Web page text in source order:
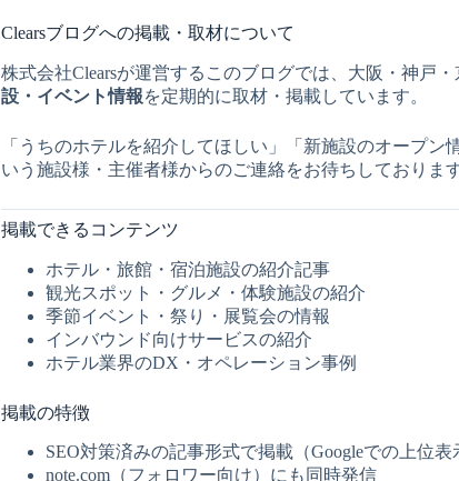
Clearsブログへの掲載・取材について
株式会社Clearsが運営するこのブログでは、大阪・神戸
設・イベント情報を定期的に取材・掲載しています。
「うちのホテルを紹介してほしい」「新施設のオープ
いう施設様・主催者様からのご連絡をお待ちしております
掲載できるコンテンツ
ホテル・旅館・宿泊施設の紹介記事
観光スポット・グルメ・体験施設の紹介
季節イベント・祭り・展覧会の情報
インバウンド向けサービスの紹介
ホテル業界のDX・オペレーション事例
掲載の特徴
SEO対策済みの記事形式で掲載（Googleでの上位表
note.com（フォロワー向け）にも同時発信